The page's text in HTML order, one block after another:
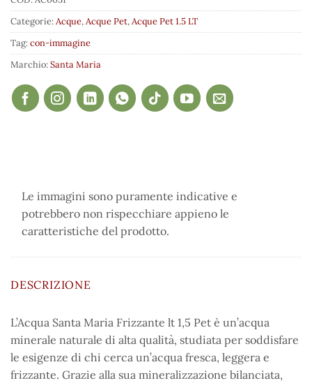
Categorie:Acque,Acque Pet,Acque Pet 1.5 LT
Tag:con-immagine
Marchio:Santa Maria
Le immagini sono puramente indicative e
potrebbero non rispecchiare appieno le
caratteristiche del prodotto.
DESCRIZIONE
L’Acqua Santa Maria Frizzante lt 1,5 Pet è un’acqua
minerale naturale di alta qualità, studiata per soddisfare
le esigenze di chi cerca un’acqua fresca, leggera e
frizzante. Grazie alla sua mineralizzazione bilanciata,